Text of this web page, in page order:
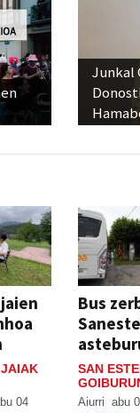
Junkal
04
Bus
SAN
Aiurri abu